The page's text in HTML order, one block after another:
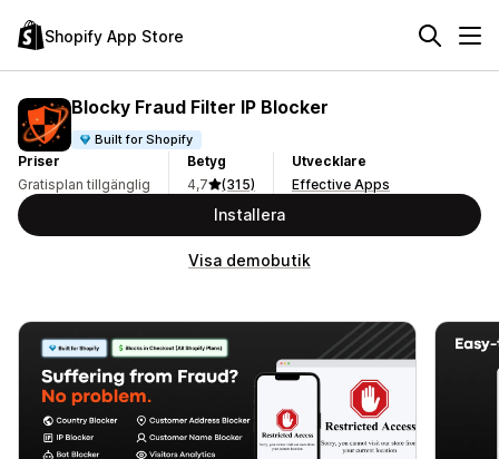
Shopify App Store
Blocky Fraud Filter IP Blocker
Built for Shopify
Priser
Gratisplan tillgänglig
Betyg
4,7
(315)
Utvecklare
Effective Apps
Installera
Visa demobutik